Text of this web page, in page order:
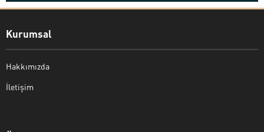
Kurumsal
Hakkımızda
İletişim